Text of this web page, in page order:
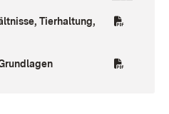
Tierhaltung,
(Öffnet in neuem